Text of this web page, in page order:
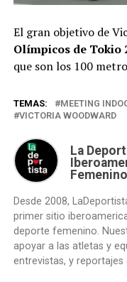
El gran objetivo de
Olímpicos de Tokio
que son los 100
TEMAS:
MEETING
VICTORIA WOODWARD
La
Femenino
Desde 2008,
primer sitio
deporte femenino.
apoyar a las atletas y
entrevistas, y